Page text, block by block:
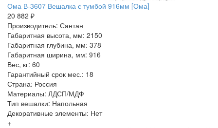
Ома В-3607 Вешалка с тумбой 916мм [Ома]
20 882 ₽
Производитель: Сантан
Габаритная высота, мм: 2150
Габаритная глубина, мм: 378
Габаритная ширина, мм: 916
Вес, кг: 60
Гарантийный срок мес.: 18
Страна: Россия
Материалы: ЛДСП/МДФ
Тип вешалки: Напольная
Декоративные элементы: Нет
+